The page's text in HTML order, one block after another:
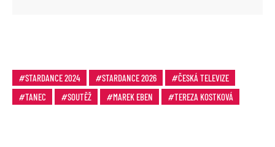
STARDANCE 2024 STARDANCE 2026
ČESKÁ TELEVIZE
TANEC
SOUTĚŽ MAREK EBEN TEREZA KOSTKOVÁ